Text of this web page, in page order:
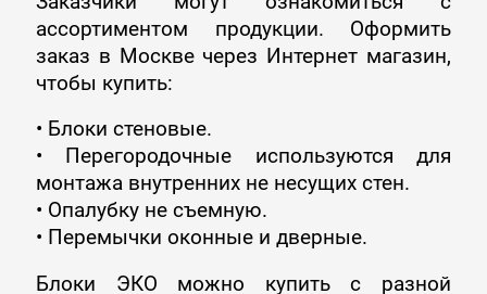
ассортиментом продукции. Оформить
заказ в Москве через Интернет магазин,
чтобы купить:
• Блоки стеновые.
• Перегородочные используются для
монтажа внутренних не несущих стен.
• Опалубку не съемную.
• Перемычки оконные и дверные.
Блоки ЭКО можно купить с разной